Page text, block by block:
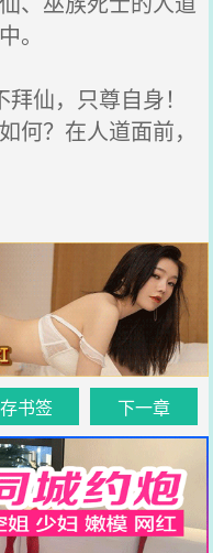
。
仙，只尊自身！
何？在人道面前，
存书签 下一章